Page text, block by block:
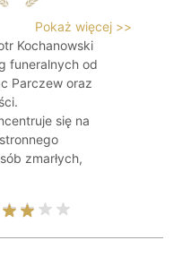
Pokaż więcej >>
Kochanowski
funeralnych od
Parczew oraz
się na
zmarłych,